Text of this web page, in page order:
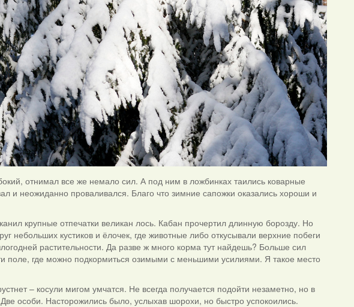
отнимал все же немало сил. А под ним в ложбинках таились коварные
и неожиданно проваливался. Благо что зимние сапожки оказались хороши и
крупные отпечатки великан лось. Кабан прочертил длинную борозду. Но
небольших кустиков и ёлочек, где животные либо откусывали верхние побеги
растительности. Да разве ж много корма тут найдешь? Больше сил
поле, где можно подкормиться озимыми с меньшими усилиями. Я такое место
– косули мигом умчатся. Не всегда получается подойти незаметно, но в
особи. Насторожились было, услыхав шорохи, но быстро успокоились.